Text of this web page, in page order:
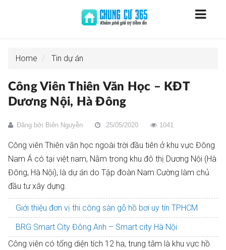
Home Tin dự án
Công Viên Thiên Văn Học – KĐT
Dương Nội, Hà Đông
Đăng bởi Biên Nguyễn 25/05/2020 1041
Công viên Thiên văn học ngoài trời đầu tiên ở khu vực Đông
Nam Á có tại việt nam, Nằm trong khu đô thị Dương Nội (Hà
Đông, Hà Nội), là dự án do Tập đoàn Nam Cường làm chủ
đầu tư xây dựng.
Giới thiệu đơn vị thi công sàn gỗ hồ bơi uy tín TPHCM
BRG Smart City Đông Anh – Smart city Hà Nội
Công viên có tổng diện tích 12 ha, trung tâm là khu vực hồ